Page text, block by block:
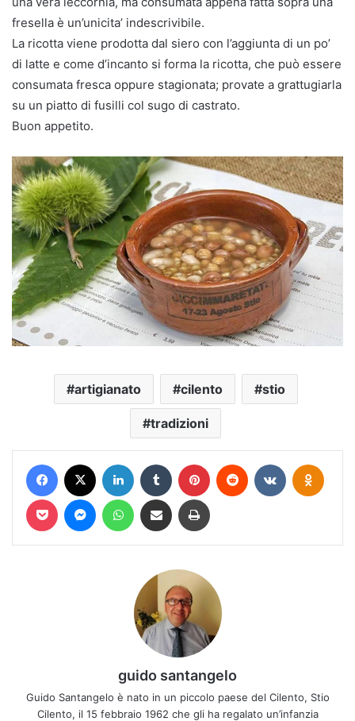
fresella è un’unicita’ indescrivibile.
La ricotta viene prodotta dal siero con l’aggiunta di un po’
di latte e come d’incanto si forma la ricotta, che può essere
consumata fresca oppure stagionata; provate a grattugiarla
su un piatto di fusilli col sugo di castrato.
Buon appetito.
artigianato cilento stio
tradizioni
Facebook LinkedIn Tumblr Pinterest Reddit VKontakte
Pocket MessengerWhatsAppCondividi via mail Stampa
guido santangelo
Guido Santangelo è nato in un piccolo paese del Cilento, Stio
Cilento, il 15 febbraio 1962 che gli ha regalato un’infanzia